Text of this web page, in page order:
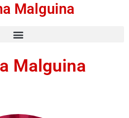
Malguina
Malguina